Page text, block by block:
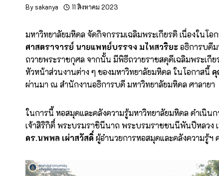
By sakanya 11 สิงหาคม 2023
มหาวิทยาลัยมหิดล จัดกิจกรรมเฉลิมพระเกียรติ เนื่องใน
ศาสตราจารย์ นายแพทย์บรรจง มไหสวริยะ อธิการบดี
ถวายพระราชกุศล จากนั้น มีพิธีถวายราชสดุดีเฉลิมพระเ
หัวหน้าส่วนงานต่าง ๆ ของมหาวิทยาลัยมหิดล ในโอกาสนี้
ผ่านมา ณ สำนักงานอธิการบดี มหาวิทยาลัยมหิดล ศาลายา
ในการนี้ หอสมุดและคลังความรู้มหาวิทยาลัยมหิดล ดำเนิน
เจ้าสิริกิติ์ พระบรมราชินีนาถ พระบรมราชชนนีพันปีหลวง
ดร.นพพล เผ่าสวัสดิ์ ผู้อำนวยการหอสมุดและคลังความรู้